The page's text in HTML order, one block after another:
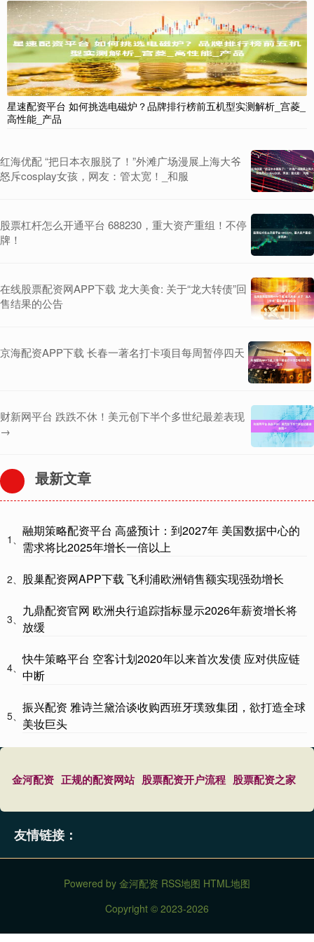
星速配资平台 如何挑选电磁炉？品牌排行榜前五机型实测解析_宫菱_
高性能_产品
红海优配 “把日本衣服脱了！”外滩广场漫展上海大爷
怒斥cosplay女孩，网友：管太宽！_和服
股票杠杆怎么开通平台 688230，重大资产重组！不停
牌！
在线股票配资网APP下载 龙大美食: 关于“龙大转债”回
售结果的公告
京海配资APP下载 长春一著名打卡项目每周暂停四天
财新网平台 跌跌不休！美元创下半个多世纪最差表现
→
最新文章
1、
融期策略配资平台 高盛预计：到2027年 美国数据中心的
需求将比2025年增长一倍以上
2、 股巢配资网APP下载 飞利浦欧洲销售额实现强劲增长
3、
九鼎配资官网 欧洲央行追踪指标显示2026年薪资增长将
放缓
4、
快牛策略平台 空客计划2020年以来首次发债 应对供应链
中断
5、
振兴配资 雅诗兰黛洽谈收购西班牙璞致集团，欲打造全球
美妆巨头
金河配资 正规的配资网站 股票配资开户流程 股票配资之家
友情链接：
Powered by 金河配资 RSS地图 HTML地图
Copyright © 2023-2026